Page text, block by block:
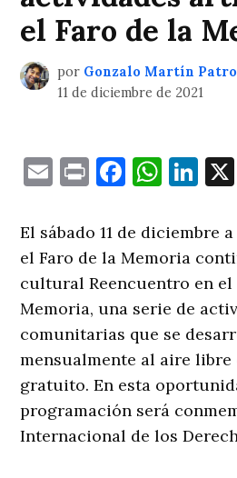
el Faro de la
por Gonzalo Martín
11 de diciembre de 2021
EmailPrint
El sábado 11 de diciembre
el Faro de la Memoria
cultural Reencuentro en
Memoria, una serie de
comunitarias que se
mensualmente al aire libre
gratuito. En esta
programación será
Internacional de los